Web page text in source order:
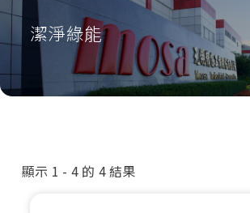
潔淨綠能
顯示 1 - 4 的 4 結果